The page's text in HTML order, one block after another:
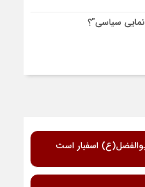
سیاسی”؟
اسفبار است